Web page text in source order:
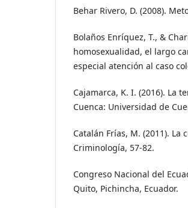
Behar Rivero, D. (2008).
Bolaños Enríquez, T., &
homosexualidad, el largo
especial atención al caso
Cajamarca, K. I. (2016). La
Cuenca: Universidad de
Catalán Frías, M. (2011).
Criminología, 57-82.
Congreso Nacional del
Quito, Pichincha, Ecuador.